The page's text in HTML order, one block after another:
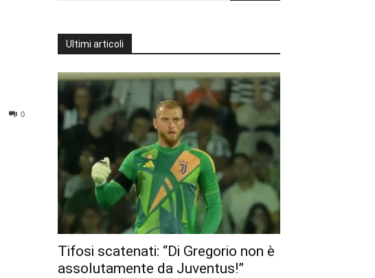
0
Ultimi articoli
Tifosi scatenati: “Di Gregorio non è
assolutamente da Juventus!”